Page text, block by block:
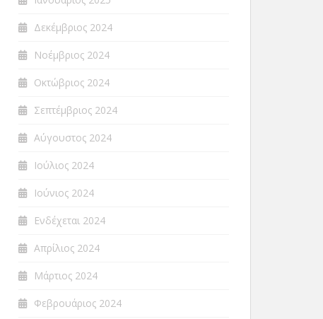
Δεκέμβριος 2024
Νοέμβριος 2024
Οκτώβριος 2024
Σεπτέμβριος 2024
Αύγουστος 2024
Ιούλιος 2024
Ιούνιος 2024
Ενδέχεται 2024
Απρίλιος 2024
Μάρτιος 2024
Φεβρουάριος 2024